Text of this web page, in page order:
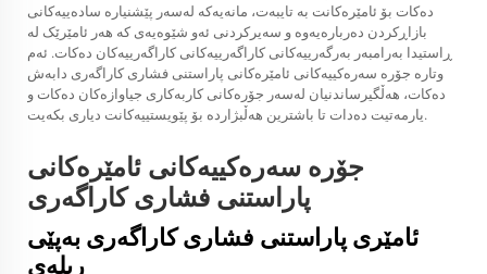
دەکات بۆ ئامێرەکانت بە تایبەت، مانەیەکە لەسەر پێشنیارە سادەییەکانی
بازاڕکردن دەربارەیەوە و سەیرکردنی ئەو شێوەیەی کە هەر ئامێرێک لە
ڕاستیدا بەرامبەر بەرگەرییەکانی کاراگەرییەکانی کاراگەرییەکان دەکات. ئەم
وتارە جۆرە سەرەکییەکانی ئامێرەکانی پاراستنی فشاری کاراگەری دابەش
دەکات، هەڵگیرساندنیان لەسەر جۆرەکانی کاربەکاری جیاوازەکان دەکات و
یارمەتیت دەدات تا باشترین هەڵبژاردە بۆ پێویستییەکانت دیاری بکەیت.
جۆرە سەرەکییەکانی ئامێرەکانی
پاراستنی فشاری کاراگەری
ئامێری پاراستنی فشاری کاراگەری بەپێی
ریلەی